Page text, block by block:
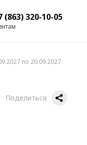
(863) 320-10-05
по 20.09.2027
Поделиться